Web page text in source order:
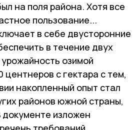
на поля района. Хотя все
пользование...
в себе двусторонние
в течение двух
озимой
с гектара с тем,
накопленный опыт стал
районов южной страны,
изложен